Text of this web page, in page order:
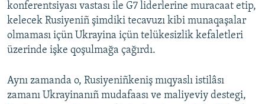
RFE/RS bütün saytları
konferentsiyası vastası ile G7 liderlerine muracaat etip,
kelecek Rusiyeniñ şimdiki tecavuzı kibi munaqaşalar
olmaması içün Ukrayina içün telükesizlik kefaletleri
üzerinde işke qoşulmağa çağırdı.
Aynı zamanda o, Rusiyeniñkeniş mıqyaslı istilâsı
zamanı Ukrayinanıñ mudafaası ve maliyeviy destegi,